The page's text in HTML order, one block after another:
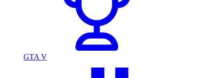
GTA V